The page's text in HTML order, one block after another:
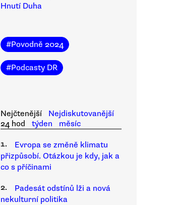
Hnutí Duha
#Povodně 2024
#Podcasty DR
Nejčtenější
Nejdiskutovanější
24 hod
týden
měsíc
1.
Evropa se změně klimatu
přizpůsobí. Otázkou je kdy, jak a
co s příčinami
2.
Padesát odstínů lži a nová
nekulturní politika